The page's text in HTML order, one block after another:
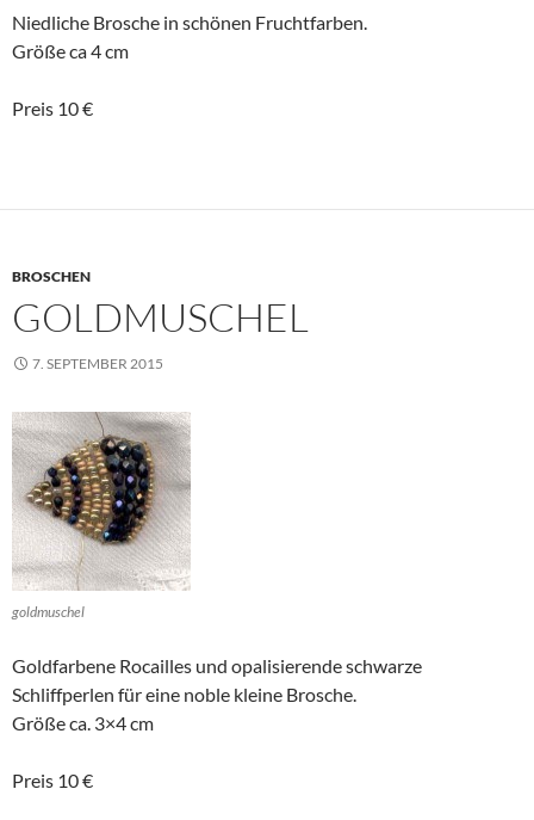
Niedliche Brosche in schönen Fruchtfarben.
Größe ca 4 cm
Preis 10 €
BROSCHEN
GOLDMUSCHEL
7. SEPTEMBER 2015
goldmuschel
Goldfarbene Rocailles und opalisierende schwarze
Schliffperlen für eine noble kleine Brosche.
Größe ca. 3×4 cm
Preis 10 €